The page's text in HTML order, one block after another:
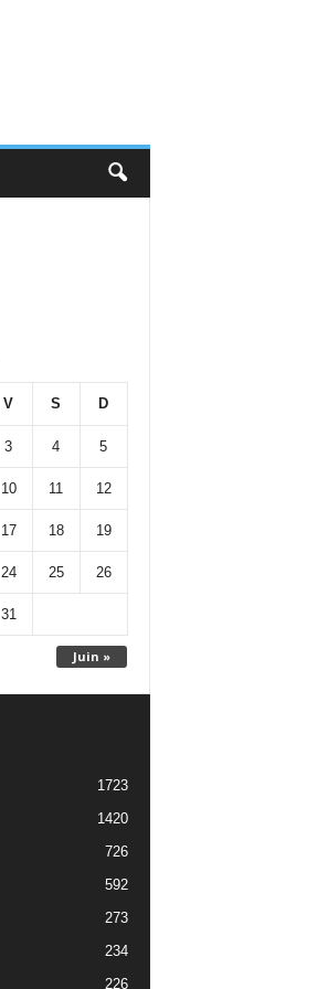
V S D
Juin »
3 4 5
10 11 12
17 18 19
24 25 26
31
1723
1420
726
592
273
234
226